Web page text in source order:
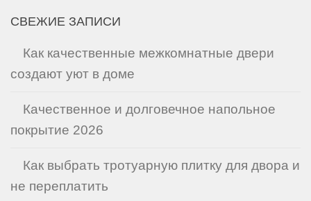
СВЕЖИЕ ЗАПИСИ
Как качественные межкомнатные двери
создают уют в доме
Качественное и долговечное напольное
покрытие 2026
Как выбрать тротуарную плитку для двора и
не переплатить